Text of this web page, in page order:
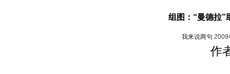
组图：“曼德拉”
我来说两句 2009
作